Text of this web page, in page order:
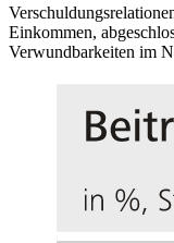
Einkommen,
Verwundbarkeiten im